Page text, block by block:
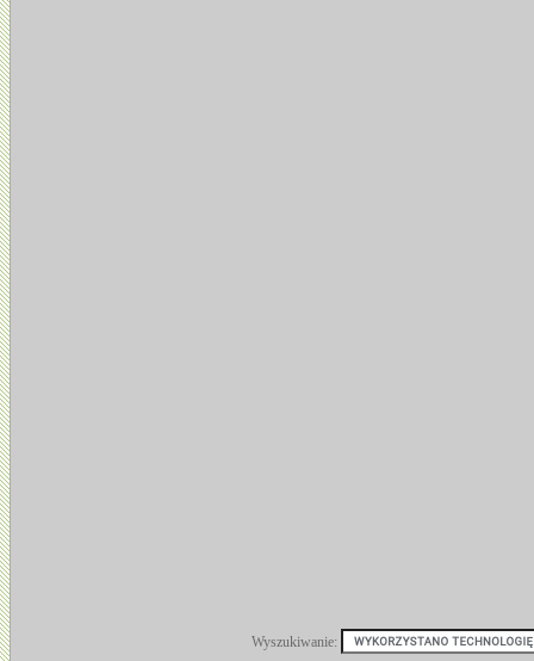
Wyszukiwanie: